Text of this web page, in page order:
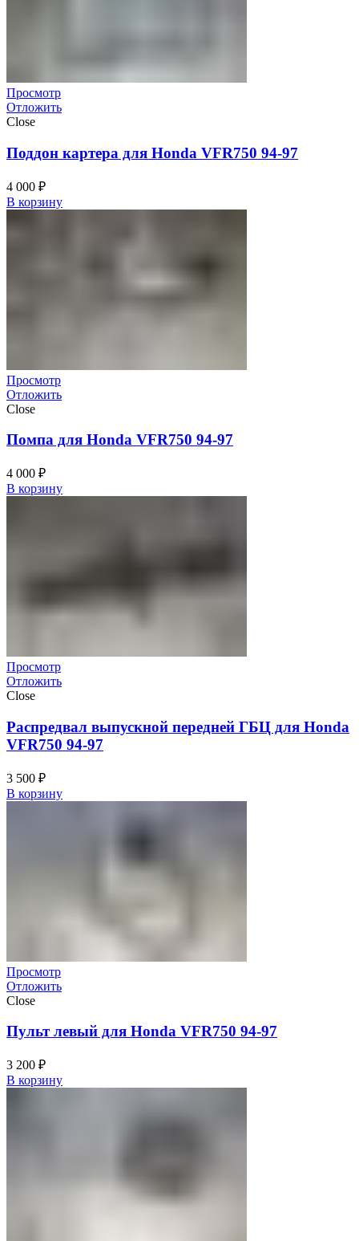
Просмотр
Отложить
Close
Поддон картера для Honda VFR750 94-97
4 000 ₽
В корзину
Просмотр
Отложить
Close
Помпа для Honda VFR750 94-97
4 000 ₽
В корзину
Просмотр
Отложить
Close
Распредвал выпускной передней ГБЦ для Honda
VFR750 94-97
3 500 ₽
В корзину
Просмотр
Отложить
Close
Пульт левый для Honda VFR750 94-97
3 200 ₽
В корзину